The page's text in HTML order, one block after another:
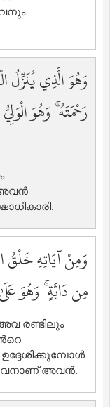
وَهُوَ الَّذِي يُنَزِّلُ
رَحْمَتَهُ ۚ وَهُوَ
അവന്‍
وَمِنْ آيَاتِهِ
مِن دَابَّةٍ ۚ وَهُوَ
രണ്ടിലും
അവന്‍.